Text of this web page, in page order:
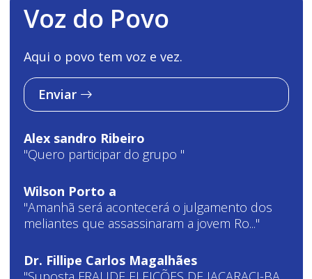
Voz do Povo
Aqui o povo tem voz e vez.
Enviar
Alex sandro Ribeiro
"Quero participar do grupo "
Wilson Porto a
"Amanhã será acontecerá o julgamento dos
meliantes que assassinaram a jovem Ro..."
Dr. Fillipe Carlos Magalhães